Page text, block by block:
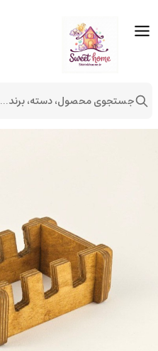
جستجوی محصول، دسته، برند...